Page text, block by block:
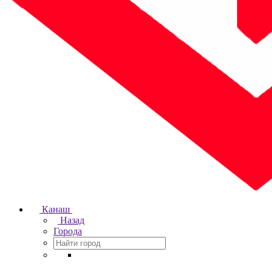
Канаш
Назад
Города